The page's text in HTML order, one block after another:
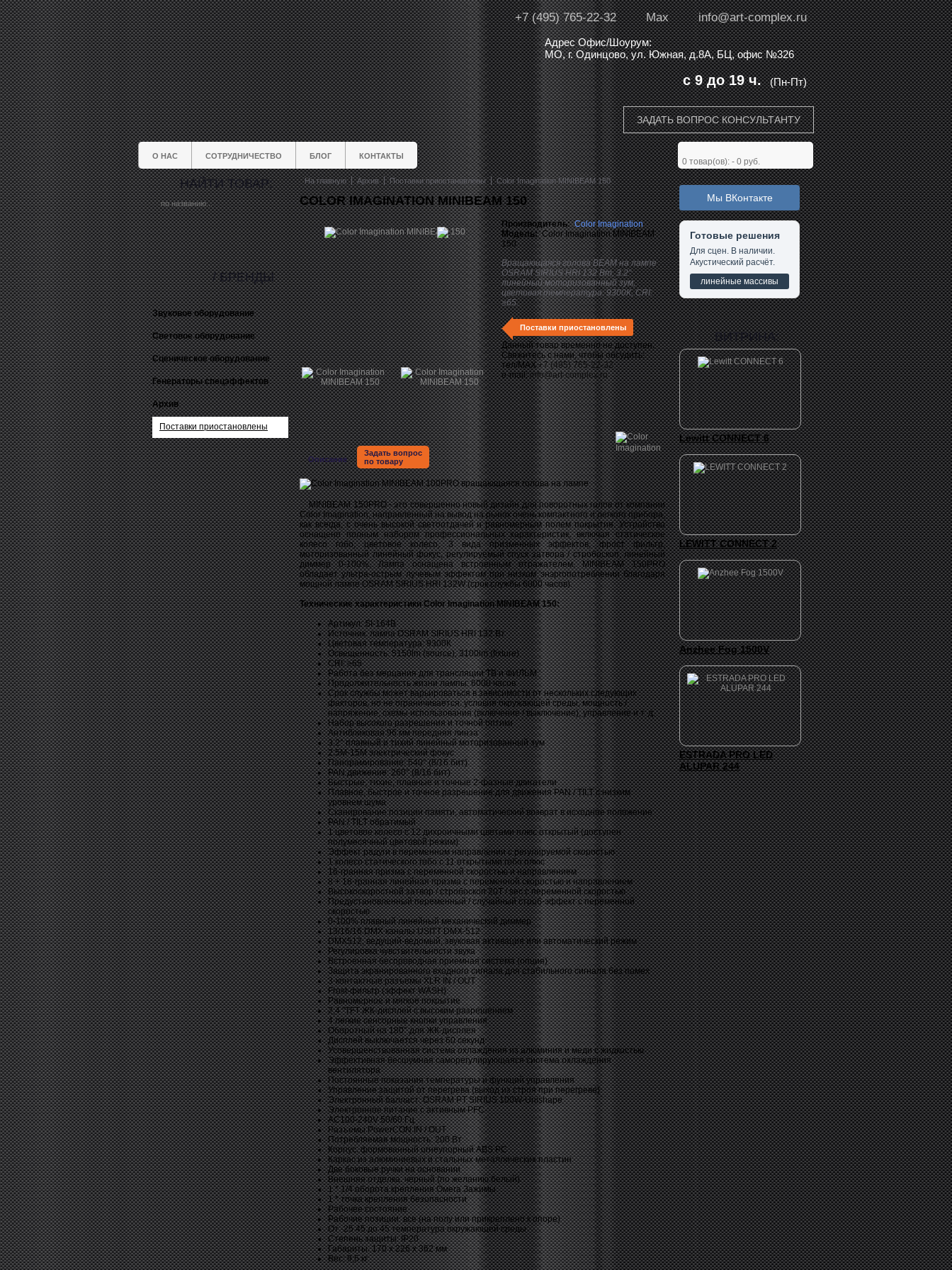
info@art-complex.ru
Max
+7 (495) 765-22-32
Адрес Офис/Шоурум:
МО, г. Одинцово, ул. Южная, д.8А, БЦ, офис №326
(Пн-Пт)
с 9 до 19 ч.
ЗАДАТЬ ВОПРОС КОНСУЛЬТАНТУ
О НАС СОТРУДНИЧЕСТВО БЛОГ КОНТАКТЫ
0 товар(ов): - 0 руб.
НАЙТИ ТОВАР:
Звуковое оборудование
Световое оборудование
Сценическое оборудование
Генераторы спецэффектов
Архив
Поставки приостановлены
/ БРЕНДЫ
На главную Архив Поставки приостановлены Color Imagination MINIBEAM 150
COLOR IMAGINATION MINIBEAM 150
Производитель: Color Imagination
Модель:Color Imagination MINIBEAM
150
Вращающаяся голова BEAM на лампе
OSRAM SIRIUS HRI 132 Вт, 3.2°
линейный моторизованный зум,
цветовая температура: 9300К, CRI:
≥65.
Поставки приостановлены
Данный товар временно не доступен.
Свяжитесь с нами, чтобы обсудить:
тел/MAX+7 (495) 765-22-32
e-mail:info@art-complex.ru
Описание
Задать вопрос
по товару
MINIBEAM 150PRO - это совершенно новый дизайн для поворотных голов от компании
Color Imagination, направленный на вывод на рынок очень компактного и легкого прибора,
как всегда, с очень высокой светоотдачей и равномерным полем покрытия. Устройство
оснащено полным набором профессиональных характеристик, включая статическое
колесо гобо, цветовое колесо, 3 вида призменных эффектов, фрост фильтр,
моторизованный линейный фокус, регулируемый спуск затвора / стробоскоп, линейный
диммер 0-100%. Лампа оснащена встроенным отражателем. MINIBEAM 150PRO
обладает ультра-острым лучевым эффектом при низком энэргопотреблении благодаря
мощной лампе OSRAM SIRIUS HRI 132W (срок службы 6000 часов).
Технические характеристики Color Imagination MINIBEAM 150:
Артикул: SI-164В
Источник: лампа OSRAM SIRIUS HRI 132 Вт
Цветовая температура: 9300К
Освещенность: 5150lm (source), 3100lm (fixture)
CRI: ≥65
Работа без мерцания для трансляции ТВ и ФИЛЬМ
Продолжительность жизни лампы: 6000 часов
Срок службы может варьироваться в зависимости от нескольких следующих
факторов, но не ограничивается: условия окружающей среды, мощность /
напряжение, схемы использования (включение / выключение), управление и т. д.
Набор высокого разрешения и точной оптики
Антибликовая 96 мм передняя линза
3.2° плавный и тихий линейный моторизованный зум
2.5M-15M электрический фокус
Панорамирование: 540° (8/16 бит)
PAN движение: 260° (8/16 бит)
Быстрые, тихие, плавные и точные 2-фазные двигатели
Плавное, быстрое и точное разрешение для движения PAN / TILT с низким
уровнем шума
Сканирование позиции памяти, автоматический возврат в исходное положение
PAN / TILT обратимый
1 цветовое колесо с 12 дихроичными цветами плюс открытый (доступен
полумесячный цветовой режим)
Эффект радуги в переменном направлении с регулируемой скоростью
1 колесо статического гобо с 11 открытыми гобо плюс
16-гранная призма с переменной скоростью и направлением
8 + 16-гранная линейная призма с переменной скоростью и направлением
Высокоскоростной затвор / стробоскоп 20T / sec с переменной скоростью
Предустановленный переменный / случайный строб-эффект с переменной
скоростью
0-100% плавный линейный механический диммер
13/16/16 DMX каналы USITT DMX-512
DMX512, ведущий-ведомый, звуковая активация или автоматический режим
Регулировка чувствительности звука
Встроенная беспроводная приемная система (опция)
Защита экранированного входного сигнала для стабильного сигнала без помех
3-контактные разъемы XLR IN / OUT
Frost-фильтр (эффект WASH)
Равномерное и мягкое покрытие
2,4 "TFT ЖК-дисплей с высоким разрешением
4 легкие сенсорные кнопки управления
Оборотный на 180° для ЖК-дисплея
Дисплей выключается через 60 секунд
Усовершенствованная система охлаждения из алюминия и меди с жидкостью
Эффективная бесшумная саморегулирующаяся система охлаждения
вентилятора
Постоянные показания температуры и функций управления
Управление защитой от перегрева (выход из строя при перегреве)
Электронный балласт: OSRAM PT SIRIUS 100W-Unishape
Электронное питание с активным PFC
AC100-240V 50/60 Гц
Разъемы PowerCON IN / OUT
Потребляемая мощность: 200 Вт
Корпус: формованный огнеупорный ABS PC
Каркас из алюминиевых и стальных металлических пластин
Две боковые ручки на основании
Внешняя отделка: черный (по желанию белый)
1 * 1/4 оборота крепления Омега Зажимы
1 * точка крепления безопасности
Рабочее состояние
Рабочие позиции: все (на полу или прикреплено к опоре)
От -25 45 до 45 температура окружающей среды
Степень защиты: IP20
Габариты: 170 х 226 х 362 мм
Вес: 9,5 кг
Мы ВКонтакте
Готовые решения
Для сцен. В наличии.
Акустический расчёт.
линейные массивы
ВИТРИНА:
Lewitt CONNECT 6
LEWITT CONNECT 2
Anzhee Fog 1500V
ESTRADA PRO LED
ALUPAR 244